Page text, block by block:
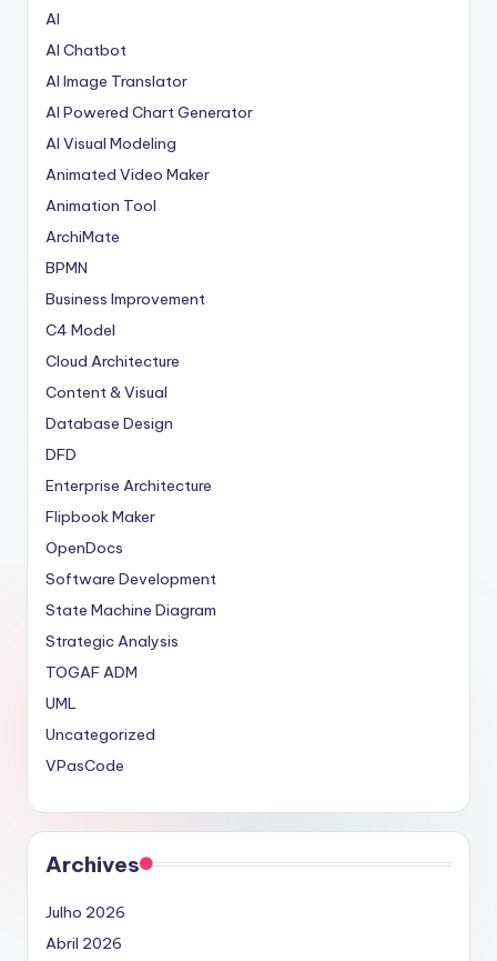
AI
AI Chatbot
AI Image Translator
AI Powered Chart Generator
AI Visual Modeling
Animated Video Maker
Animation Tool
ArchiMate
BPMN
Business Improvement
C4 Model
Cloud Architecture
Content & Visual
Database Design
DFD
Enterprise Architecture
Flipbook Maker
OpenDocs
Software Development
State Machine Diagram
Strategic Analysis
TOGAF ADM
UML
Uncategorized
VPasCode
Archives
Julho 2026
Abril 2026